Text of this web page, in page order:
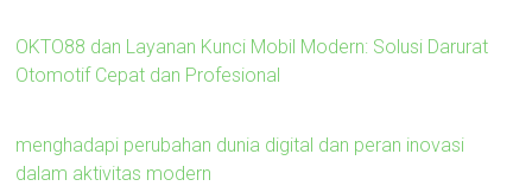
OKTO88 dan Layanan Kunci Mobil Modern: Solusi Darurat
Otomotif Cepat dan Profesional
menghadapi perubahan dunia digital dan peran inovasi
dalam aktivitas modern